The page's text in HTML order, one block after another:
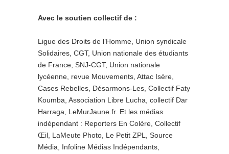
Avec le soutien collectif de :
Ligue des Droits de l’Homme, Union syndicale
Solidaires, CGT, Union nationale des étudiants
de France, SNJ-CGT, Union nationale
lycéenne, revue Mouvements, Attac Isère,
Cases Rebelles, Désarmons-Les, Collectif Faty
Koumba, Association Libre Lucha, collectif Dar
Harraga, LeMurJaune.fr. Et les médias
indépendant : Reporters En Colère, Collectif
Œil, LaMeute Photo, Le Petit ZPL, Source
Média, Infoline Médias Indépendants,